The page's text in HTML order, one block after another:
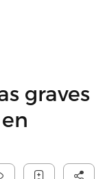
graves